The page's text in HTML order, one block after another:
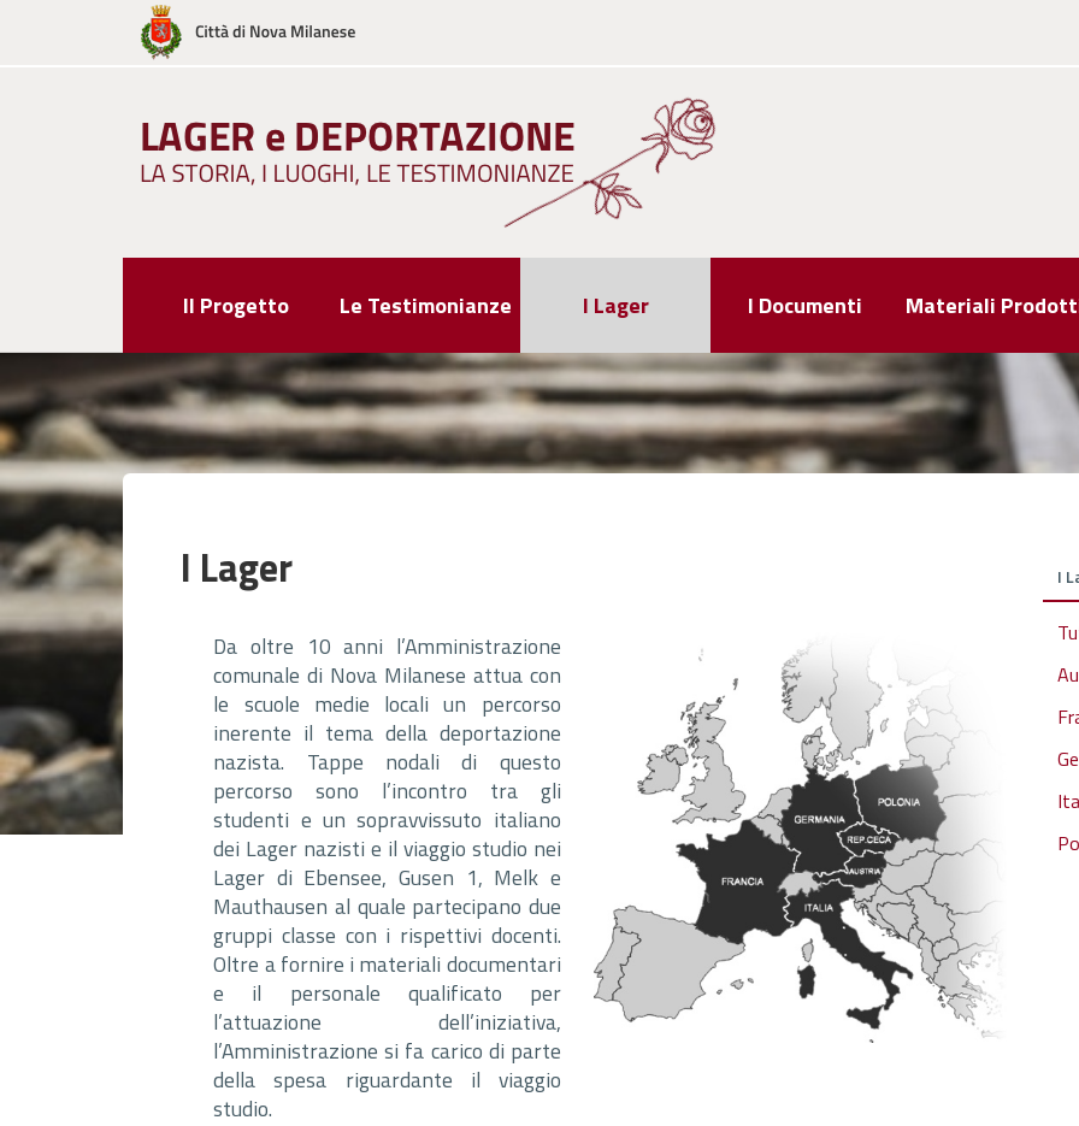
Il Progetto Le Testimonianze I Lager I Documenti Materiali
I Lager
Da oltre 10 anni l’Amministrazione
comunale di Nova Milanese attua con
le scuole medie locali un percorso
inerente il tema della deportazione
nazista. Tappe nodali di questo
percorso sono l’incontro tra gli
studenti e un sopravvissuto italiano
dei Lager nazisti e il viaggio studio nei
Lager di Ebensee, Gusen 1, Melk e
Mauthausen al quale partecipano due
gruppi classe con i rispettivi docenti.
Oltre a fornire i materiali documentari
e il personale qualificato per
l’attuazione dell’iniziativa,
l’Amministrazione si fa carico di parte
della spesa riguardante il viaggio
studio.
I